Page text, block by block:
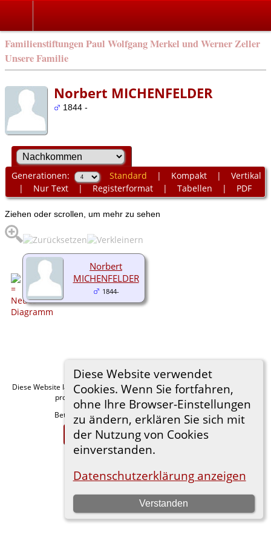
Familienstiftungen Paul Wolfgang Merkel und Werner Zeller
Unsere Familie
Diese Website verwendet
Cookies. Wenn Sie fortfahren,
ohne Ihre Browser-Einstellungen
zu ändern, erklären Sie sich mit
der Nutzung von Cookies
einverstanden.
Datenschutzerklärung anzeigen
Verstanden
Norbert MICHENFELDER
1844 -
Generationen: Standard | Kompakt| Vertikal
| Nur Text| Registerformat| Tabellen | PDF
Ziehen oder scrollen, um mehr zu sehen
Norbert
MICHENFELDER
1844-
Diese Website läuft mitThe Next Generation of Genealogy Sitebuildingv. 15.0.1,
programmiert von Darrin Lythgoe © 2001-2026.
Betreut von
Florian Wiedner . | Datenschutzerklärung
Zur Desktop-Webseite wechseln